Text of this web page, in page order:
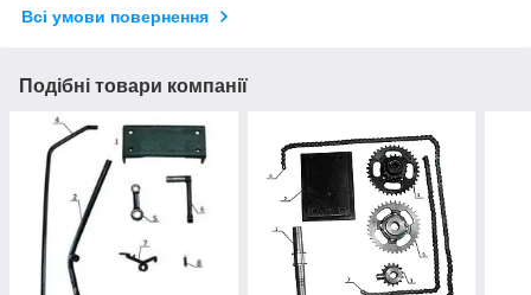
Всі умови повернення
Подібні товари компанії